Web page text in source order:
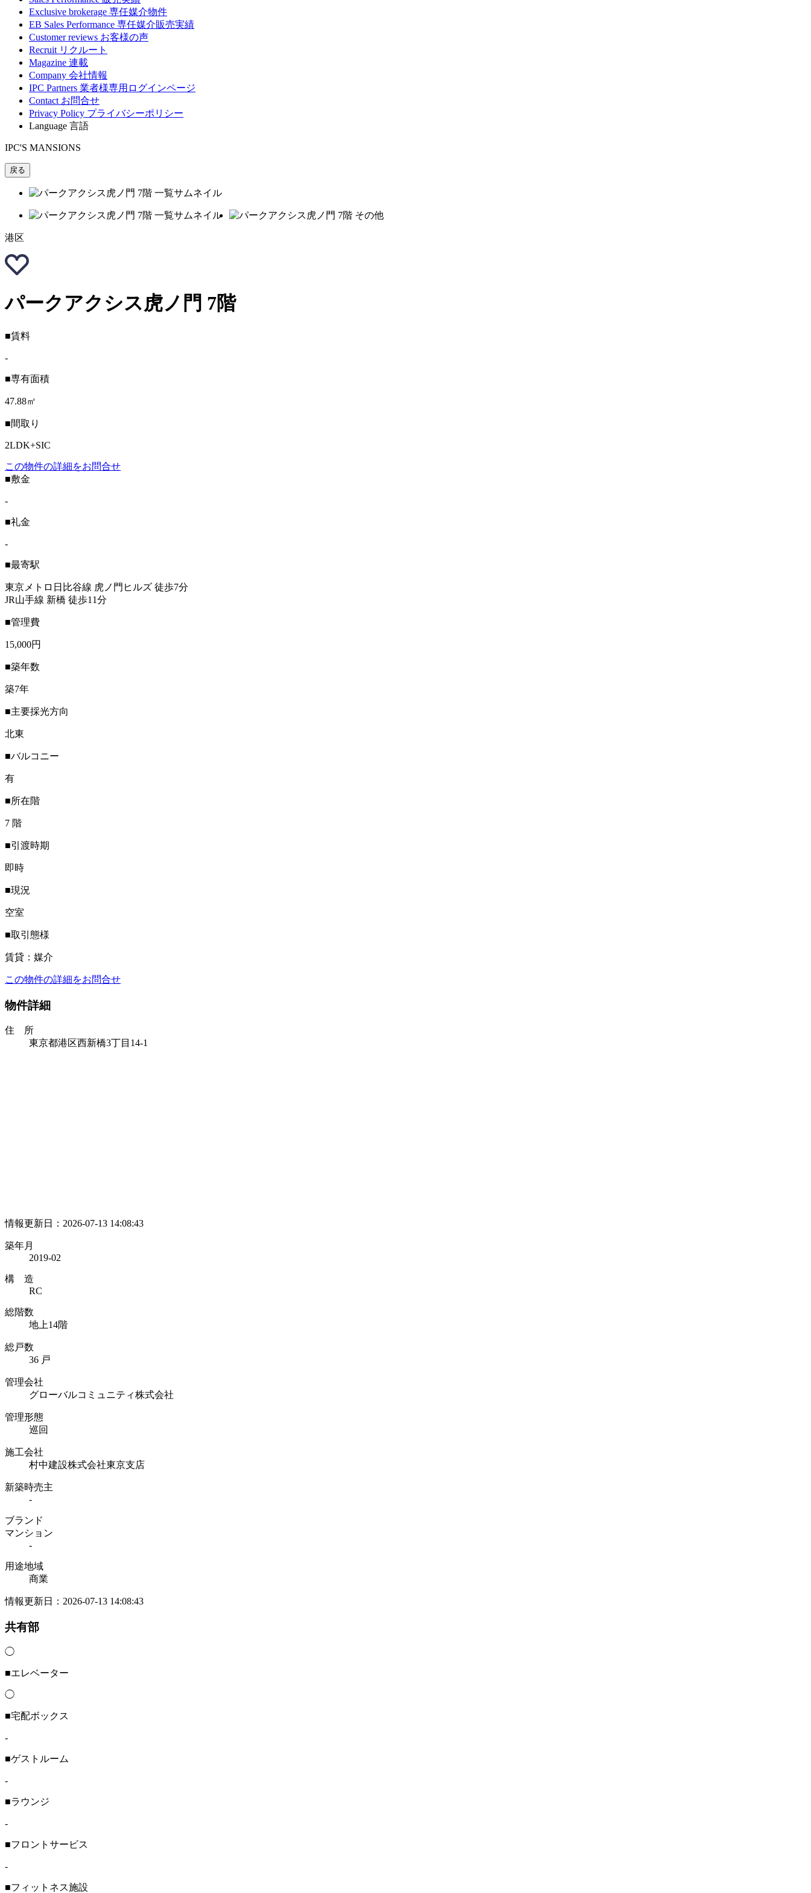
Exclusive brokerage 専任媒介物件
EB Sales Performance 専任媒介販売実績
Customer reviews お客様の声
Recruit リクルート
Magazine 連載
Company 会社情報
IPC Partners 業者様専用ログインページ
Contact お問合せ
Privacy Policy プライバシーポリシー
Language 言語
IPC'S MANSIONS
戻る
港区
パークアクシス虎ノ門 7階
■賃料
-
■専有面積
47.88㎡
■間取り
2LDK+SIC
この物件の詳細をお問合せ
■敷金
-
■礼金
-
■最寄駅
東京メトロ日比谷線 虎ノ門ヒルズ 徒歩7分
JR山手線 新橋 徒歩11分
■管理費
15,000円
■築年数
築7年
■主要採光方向
北東
■バルコニー
有
■所在階
7 階
■引渡時期
即時
■現況
空室
■取引態様
賃貸：媒介
この物件の詳細をお問合せ
物件詳細
住 所
東京都港区西新橋3丁目14‐1
情報更新日：2026-07-13 14:08:43
築年月
2019-02
構 造
RC
総階数
地上14階
総戸数
36 戸
管理会社
グローバルコミュニティ株式会社
管理形態
巡回
施工会社
村中建設株式会社東京支店
新築時売主
-
ブランド
マンション
-
用途地域
商業
情報更新日：2026-07-13 14:08:43
共有部
◯
■エレベーター
◯
■宅配ボックス
-
■ゲストルーム
-
■ラウンジ
-
■フロントサービス
-
■フィットネス施設